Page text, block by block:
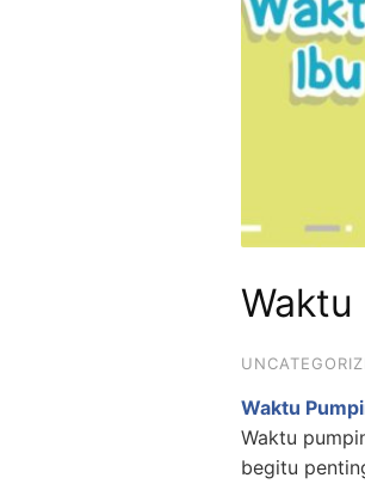
Waktu
Waktu
Waktu
begitu